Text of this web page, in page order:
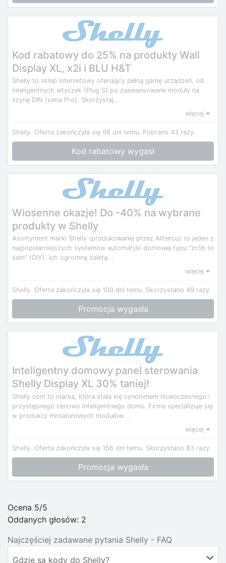
Kod rabatowy do 25% na produkty Wall
Display XL, x2i i BLU H&T
Shelly to sklep internetowy oferujący pełną gamę urządzeń, od
inteligentnych wtyczek (Plug S) po zaawansowane moduły na
szynę DIN (seria Pro). Skorzystaj...
więcej
Shelly. Oferta zakończyła się 98 dni temu. Pobrano 43 razy.
Kod rabatowy wygasł
Wiosenne okazje! Do -40% na wybrane
produkty w Shelly
Asortyment marki Shelly (produkowanej przez Allterco) to jeden z
najpopularniejszych systemów automatyki domowej typu "zrób to
sam" (DIY). Ich ogromną zaletą...
więcej
Shelly. Oferta zakończyła się 100 dni temu. Skorzystano 49 razy.
Promocja wygasła
Inteligentny domowy panel sterowania
Shelly Display XL 30% taniej!
Shelly.com to marka, która stała się synonimem nowoczesnego i
przystępnego cenowo inteligentnego domu. Firma specjalizuje się
w produkcji miniaturowych modułów...
więcej
Shelly. Oferta zakończyła się 156 dni temu. Skorzystano 83 razy.
Promocja wygasła
Ocena 5/5
Oddanych głosów: 2
Najczęściej zadawane pytania Shelly - FAQ
Gdzie są kody do Shelly?